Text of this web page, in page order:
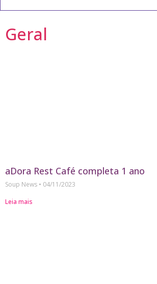
Geral
aDora Rest Café completa 1 ano
Soup News
04/11/2023
Leia mais